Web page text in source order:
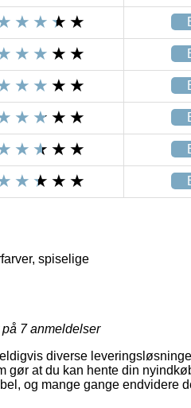
spiselige
7anmeldelser
diverse
gør at du kan hente din
og mange gange endvidere